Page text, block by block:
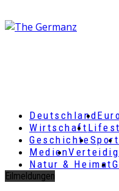
Deutschland
Wirtschaft
GeschichteSport
Medien
Natur & Heimat
Eilmeldungen